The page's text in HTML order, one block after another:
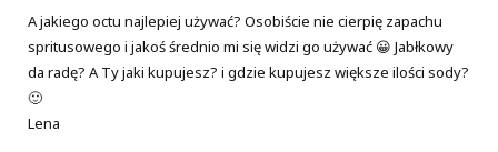
A jakiego octu najlepiej używać? Osobiście nie cierpię zapachu
spritusowego i jakoś średnio mi się widzi go używać 😀 Jabłkowy
da radę? A Ty jaki kupujesz? i gdzie kupujesz większe ilości sody?
🙂
Lena